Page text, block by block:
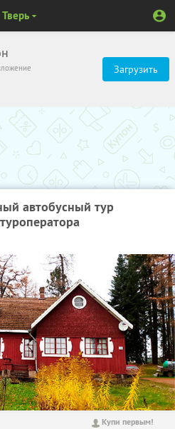
Загрузить
Тверь
автобусный тур
Купи первым!